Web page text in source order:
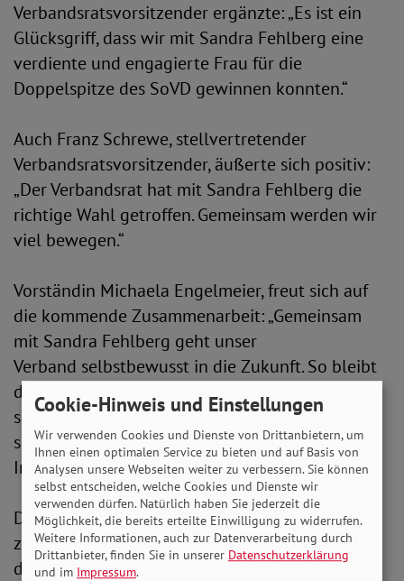
Verbandsratsvorsitzender ergänzte: „Es ist ein
Glücksgriff, dass wir mit Sandra Fehlberg eine
verdiente und engagierte Frau für die
Doppelspitze des SoVD gewinnen konnten.“
Auch Franz Schrewe, stellvertretender
Verbandsratsvorsitzender, äußerte sich positiv:
„Der Verbandsrat hat mit Sandra Fehlberg die
richtige Wahl getroffen. Gemeinsam werden wir
viel bewegen.“
Vorständin Michaela Engelmeier, freut sich auf
die kommende Zusammenarbeit: „Gemeinsam
mit Sandra Fehlberg geht unser
Verband selbstbewusst in die Zukunft. So bleibt
der SoVD die starke Stimme der Menschen, die
sonst nicht ausreichend gehört werden – für
soziale Gerechtigkeit, für mehr Miteinander, für
Inklusion und gegen Ausgrenzung!“
Die zukünftige Vorständin Sandra Fehlberg sagt
zu ihrer Ernennung: „Ich bin dankbar und stolz,
diese wichtige und vielschichtige Aufgabe
Cookie-Hinweis und Einstellungen
Wir verwenden Cookies und Dienste von Drittanbietern, um
Ihnen einen optimalen Service zu bieten und auf Basis von
Analysen unsere Webseiten weiter zu verbessern. Sie können
selbst entscheiden, welche Cookies und Dienste wir
verwenden dürfen. Natürlich haben Sie jederzeit die
Möglichkeit, die bereits erteilte Einwilligung zu widerrufen.
Weitere Informationen, auch zur Datenverarbeitung durch
Drittanbieter, finden Sie in unserer Datenschutzerklärung
und im Impressum.